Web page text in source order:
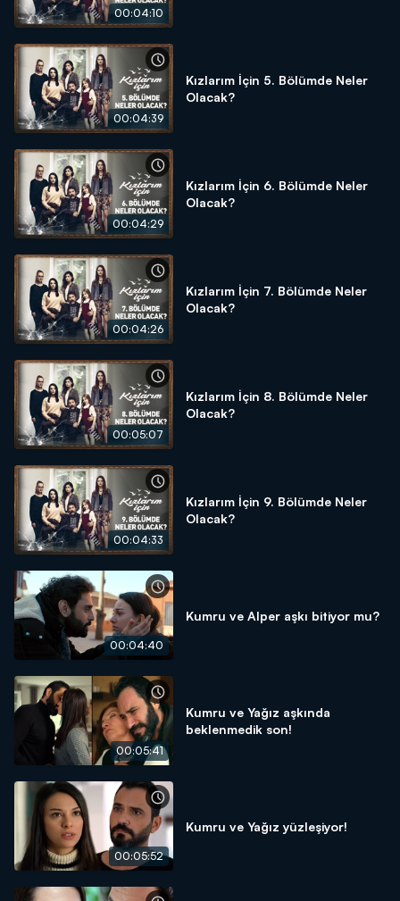
00:04:10
00:04:39
Kızlarım İçin 5. Bölümde Neler
Olacak?
00:04:29
Kızlarım İçin 6. Bölümde Neler
Olacak?
00:04:26
Kızlarım İçin 7. Bölümde Neler
Olacak?
00:05:07
Kızlarım İçin 8. Bölümde Neler
Olacak?
00:04:33
Kızlarım İçin 9. Bölümde Neler
Olacak?
00:04:40
Kumru ve Alper aşkı bitiyor mu?
00:05:41
Kumru ve Yağız aşkında
beklenmedik son!
00:05:52
Kumru ve Yağız yüzleşiyor!